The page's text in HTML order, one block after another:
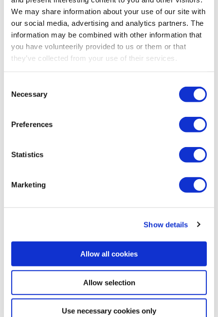
We may share information about your use of our site with
our social media, advertising and analytics partners. The
information may be combined with other information that
you have volunteerily provided to us or them or that
they’ve collected from your use of their services.
Selection
Necessary
Preferences
Statistics
Marketing
Show details
Allow all cookies
Allow selection
Use necessary cookies only
Begin met contact opnemen met ons team voor
specifieke operationele behoeften, uitdagingen
en gewenste functionaliteit, zodat we begrijpen
hoe we de ideale afstandsbedieningsoplossing
Contact us
Contact us